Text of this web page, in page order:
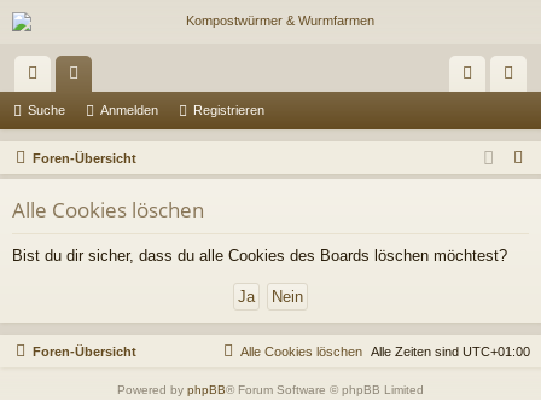
ch
ne
llz
ug
riff
en m
el
n
ist
rie
Suche Anmelden Registrieren
Foren-Übersicht
u
Alle Cookies löschen
Bist du dir sicher, dass du alle Cookies des Boards löschen möchtest?
Foren-Übersicht Alle Zeiten sind UTC+01:00
Alle Cookies löschen
Powered by phpBB® Forum Software © phpBB Limited